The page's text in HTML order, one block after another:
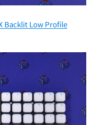
Backlit Low Profile